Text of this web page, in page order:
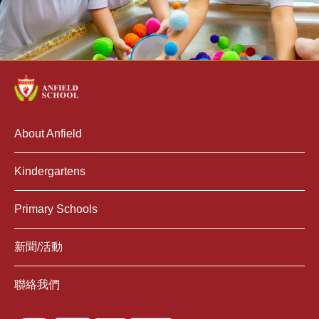
About Anfield
Kindergartens
Primary Schools
新聞/活動
聯絡我們